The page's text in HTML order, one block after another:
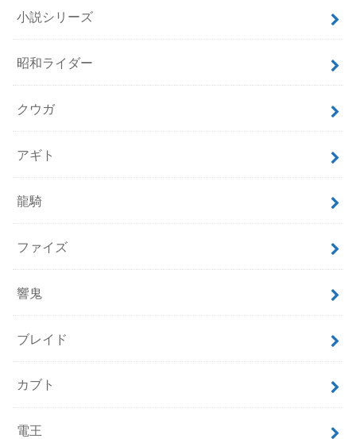
小説シリーズ
昭和ライダー
クウガ
アギト
龍騎
ファイズ
響鬼
ブレイド
カブト
電王